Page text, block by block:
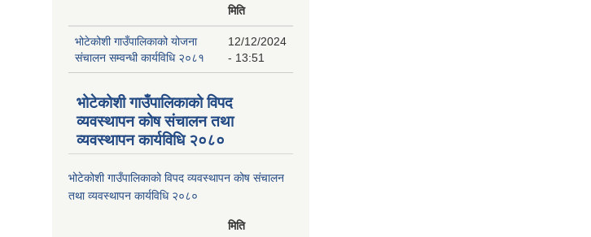
मिति
भोटेकोशी गाउँपालिकाको योजना
संचालन सम्वन्धी कार्यविधि २०८१
12/12/2024
- 13:51
भोटेकोशी गाउँपालिकाको विपद
व्यवस्थापन कोष संचालन तथा
व्यवस्थापन कार्यविधि २०८०
भोटेकोशी गाउँपालिकाको विपद व्यवस्थापन कोष संचालन
तथा व्यवस्थापन कार्यविधि २०८०
मिति